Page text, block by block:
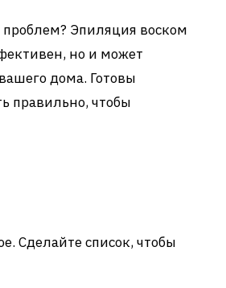
проблем? Эпиляция воском
но и может
дома. Готовы
правильно, чтобы
Сделайте список, чтобы